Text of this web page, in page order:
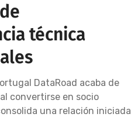
técnica
DataRoad acaba de
convertirse en socio
una relación iniciada